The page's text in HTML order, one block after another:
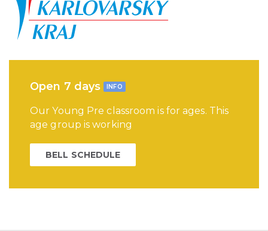
Open 7 days INFO
Our Young Pre classroom is for ages. This
age group is working
BELL SCHEDULE